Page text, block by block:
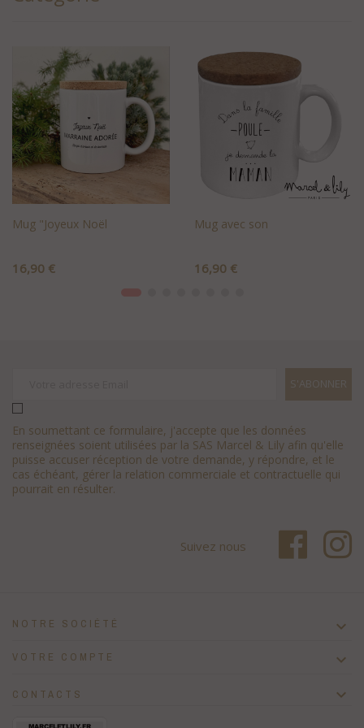
Mug "Joyeux Noël
Prix
16,90 €
+AJOUTER AU PANIER
Mug avec son
Prix
16,90 €
En soumettant ce formulaire, j'accepte que les données
renseignées soient utilisées par la SAS Marcel & Lily afin qu'elle
puisse accuser réception de votre demande, y répondre, et le
cas échéant, gérer la relation commerciale et contractuelle qui
pourrait en résulter.
Suivez nous
NOTRE SOCIÉTÉ 
VOTRE COMPTE 
CONTACTS 